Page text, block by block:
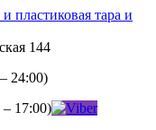
144
24:00)
17:00)